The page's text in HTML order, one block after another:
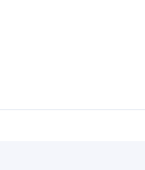
ausgestattetes
Bereifung und
nach